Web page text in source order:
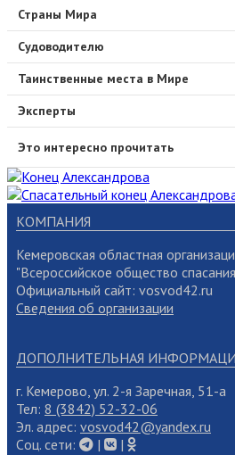
Страны Мира
Судоводителю
Таинственные места в Мире
Эксперты
Это интересно прочитать
КОМПАНИЯ
Кемеровская областная
"Всероссийское общество
Официальный сайт: vosvod42.ru
Сведения об организации
ДОПОЛНИТЕЛЬНАЯ
г. Кемерово, ул. 2-я Заречная, 51-а
Тел: 8 (3842) 52-32-06
Эл. адрес: vosvod42@yandex.ru
Cоц. сети:
| |